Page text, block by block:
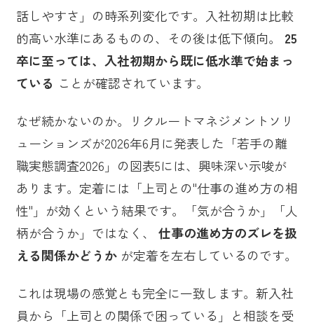
話しやすさ」の時系列変化です。入社初期は比較
的高い水準にあるものの、その後は低下傾向。 25
卒に至っては、入社初期から既に低水準で始まっ
ている ことが確認されています。
なぜ続かないのか。リクルートマネジメントソリ
ューションズが2026年6月に発表した「若手の離
職実態調査2026」の図表5には、興味深い示唆が
あります。定着には「上司との"仕事の進め方の相
性"」が効くという結果です。「気が合うか」「人
柄が合うか」ではなく、 仕事の進め方のズレを扱
える関係かどうか が定着を左右しているのです。
これは現場の感覚とも完全に一致します。新入社
員から「上司との関係で困っている」と相談を受